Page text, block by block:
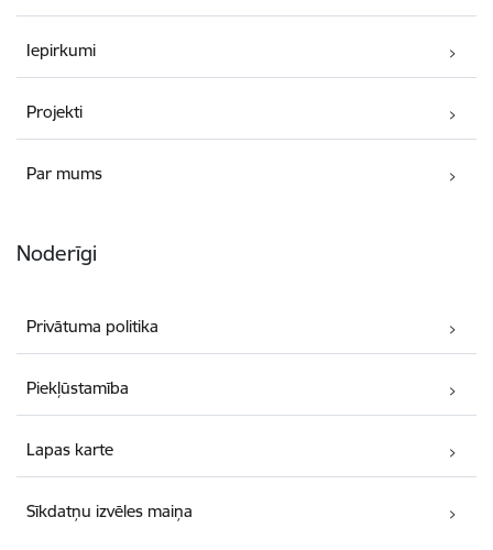
Iepirkumi
Projekti
Par mums
Noderīgi
Privātuma politika
Piekļūstamība
Lapas karte
Sīkdatņu izvēles maiņa